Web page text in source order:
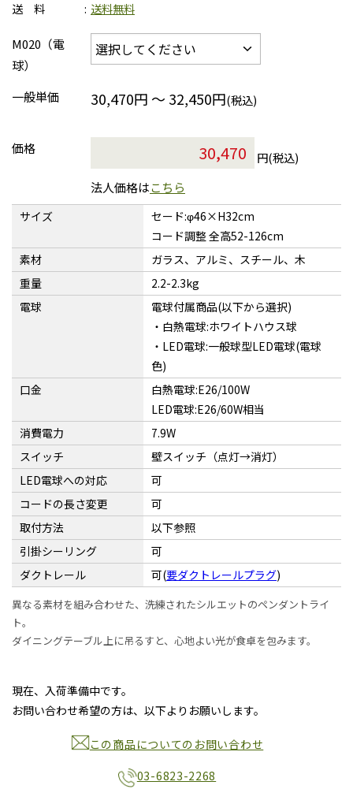
送 料
送料無料
M020（電
球）
一般単価
30,470円 ～ 32,450円(税込)
価格
円(税込)
法人価格はこちら
サイズ
セード:φ46×H32cm
コード調整 全高52-126cm
素材
ガラス、アルミ、スチール、木
重量
2.2-2.3kg
電球
電球付属商品(以下から選択)
・白熱電球:ホワイトハウス球
・LED電球:一般球型LED電球(電球
色)
口金
白熱電球:E26/100W
LED電球:E26/60W相当
消費電力
7.9W
スイッチ
壁スイッチ（点灯→消灯）
LED電球への対応
可
コードの長さ変更
可
取付方法
以下参照
引掛シーリング
可
ダクトレール
可(要ダクトレールプラグ)
異なる素材を組み合わせた、洗練されたシルエットのペンダントライ
ト。
ダイニングテーブル上に吊るすと、心地よい光が食卓を包みます。
現在、入荷準備中です。
お問い合わせ希望の方は、以下よりお願いします。
この商品についてのお問い合わせ
03-6823-2268